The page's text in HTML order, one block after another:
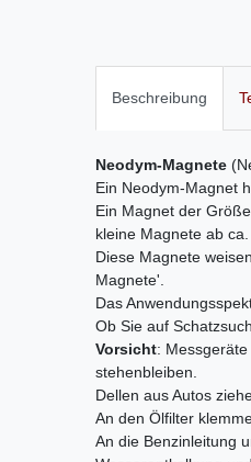
Beschreibung
Neodym-Magnete
Ein Neodym-Magnet
Ein Magnet der
kleine Magnete ab
Diese Magnete
Magnete'.
Das
Ob Sie auf
Vorsicht:
stehenbleiben.
Dellen aus Autos
An den Ölfilter
An die Benzinleitung